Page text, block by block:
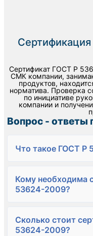
Сертификат ГОСТ Р
СМК компании,
продуктов,
норматива. Проверка
по инициативе
компании и
Вопрос -
Что такое ГОСТ Р
Кому необходима
53624-2009?
Сколько стоит
53624-2009?